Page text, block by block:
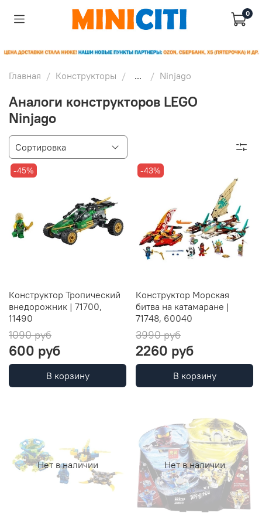
0
Главная Конструкторы ... Ninjago
Аналоги конструкторов LEGO
Ninjago
-45%
Конструктор Тропический
внедорожник | 71700,
11490
1090 руб
600 руб
В корзину
-43%
Конструктор Морская
битва на катамаране |
71748, 60040
3990 руб
2260 руб
В корзину
Нет в наличии Нет в наличии